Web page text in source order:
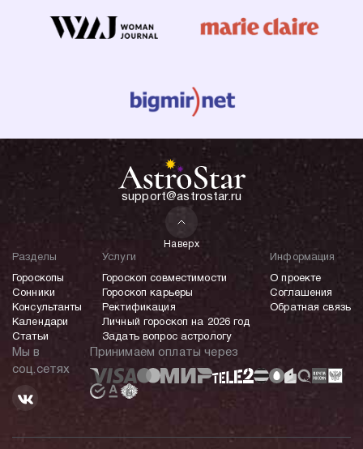
support@astrostar.ru
Наверх
Разделы
Гороскопы
Сонники
Консультанты
Календари
Статьи
Услуги
Гороскоп совместимости
Гороскоп карьеры
Ректификация
Личный гороскоп на 2026 год
Задать вопрос астрологу
Информация
О проекте
Соглашения
Обратная связь
Мы в
соц.сетях
Принимаем оплаты через